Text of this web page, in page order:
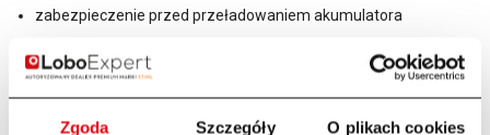
Zgoda Szczegóły O plikach cookies
zabezpieczenie przed przeładowaniem akumulatora
zabezpieczenie przed ładowaniem uszkodzonych
akumulatorów